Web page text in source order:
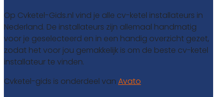
Op Cvketel-Gids.nl vind je alle cv-ketel installateurs in
Nederland. De installateurs zijn allemaal handmatig
voor je geselecteerd en in een handig overzicht gezet,
zodat het voor jou gemakkelijk is om de beste cv-ketel
installateur te vinden.
Cvketel-gids is onderdeel van Avato